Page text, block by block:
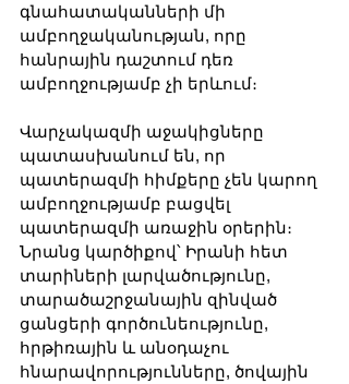
գնահատականների մի
ամբողջականության, որը
հանրային դաշտում դեռ
ամբողջությամբ չի երևում։
Վարչակազմի աջակիցները
պատասխանում են, որ
պատերազմի հիմքերը չեն կարող
ամբողջությամբ բացվել
պատերազմի առաջին օրերին։
Նրանց կարծիքով՝ Իրանի հետ
տարիների լարվածությունը,
տարածաշրջանային զինված
ցանցերի գործունեությունը,
հրթիռային և անօդաչու
հնարավորությունները, ծովային